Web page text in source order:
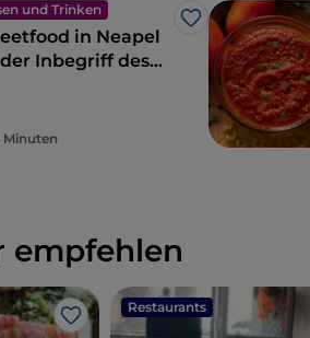
und Trinken
Like
in Neapel
Inbegriff des
Minuten
empfehlen
Like
Restaurants